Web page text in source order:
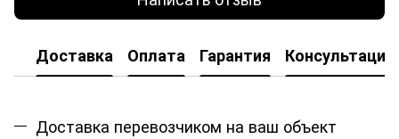
Доставка Оплата Гарантия Консультация
Доставка перевозчиком на ваш объект